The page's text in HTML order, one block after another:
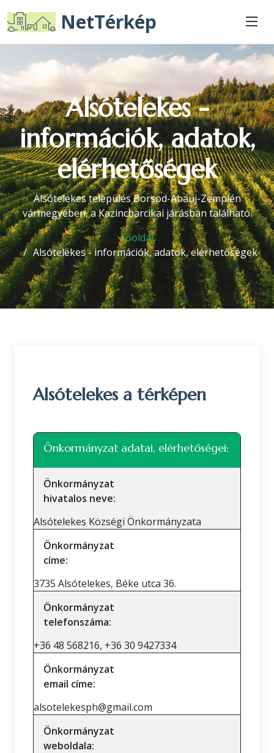
NetTérkép
Alsótelekes -
információk, adatok,
elérhetőségek
Alsótelekes település Borsod-Abaúj-Zemplén
vármegyében, a Kazincbarcikai járásban található.
Főoldal
Alsótelekes - információk, adatok, elérhetőségek
Alsótelekes a térképen
+
Önkormányzat adatai, elérhetőségei:
Önkormányzat
hivatalos neve:
Alsótelekes Községi Önkormányzata
Önkormányzat
címe:
3735 Alsótelekes, Béke utca 36.
Önkormányzat
telefonszáma:
+36 48 568216, +36 30 9427334
Önkormányzat
email címe:
alsotelekesph@gmail.com
Önkormányzat
weboldala: